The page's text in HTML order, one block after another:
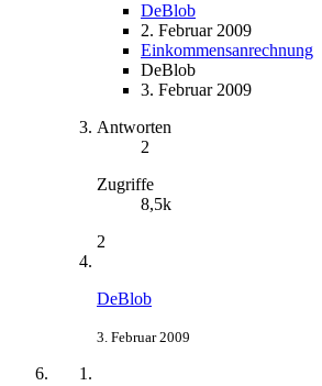
DeBlob
2. Februar 2009
Einkommensanrechnung
DeBlob
3. Februar 2009
Antworten
2
Zugriffe
8,5k
2
DeBlob
3. Februar 2009